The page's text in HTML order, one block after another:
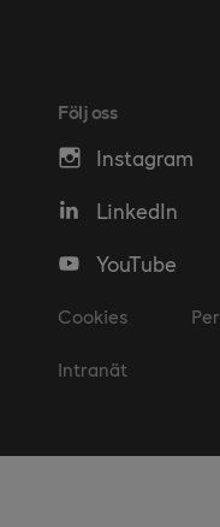
Följ oss
Instagram
LinkedIn
YouTube
Cookies
Intranät